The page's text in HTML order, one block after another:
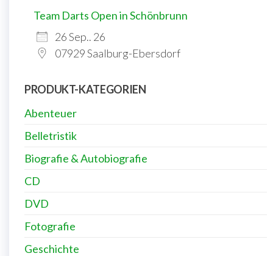
Team Darts Open in Schönbrunn
26 Sep.. 26
07929 Saalburg-Ebersdorf
PRODUKT-KATEGORIEN
Abenteuer
Belletristik
Biografie & Autobiografie
CD
DVD
Fotografie
Geschichte